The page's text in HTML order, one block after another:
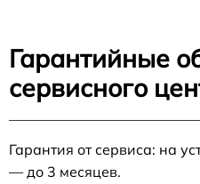
Гарантийные
сервисного
Гарантия от сервиса: на
— до 3 месяцев.